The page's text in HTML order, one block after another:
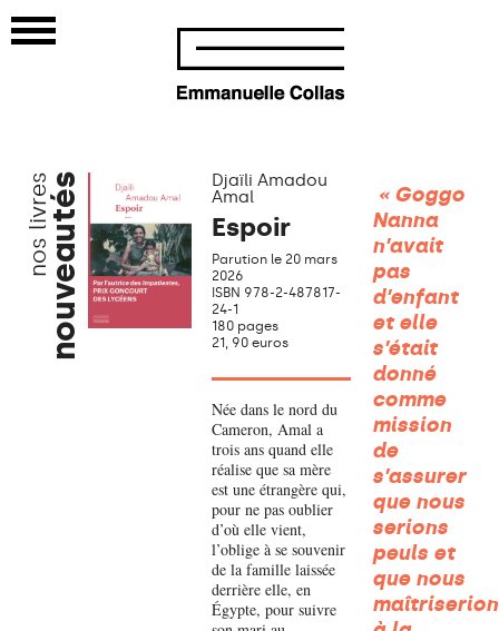
nos livresnouveautés
Djaïli Amadou
Amal
Espoir
Parution le 20 mars
2026
ISBN 978-2-487817-
24-1
180 pages
21, 90 euros
Née dans le nord du
Cameron, Amal a
trois ans quand elle
réalise que sa mère
est une étrangère qui,
pour ne pas oublier
d’où elle vient,
l’oblige à se souvenir
de la famille laissée
derrière elle, en
Égypte, pour suivre
« Goggo
Nanna
n’avait
pas
d’enfant
et elle
s’était
donné
comme
mission
de
s’assurer
que nous
serions
peuls et
que nous